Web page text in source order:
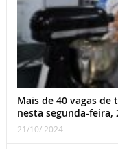
Mais de 40 vagas
nesta segunda-feira,
21/10/ 2024